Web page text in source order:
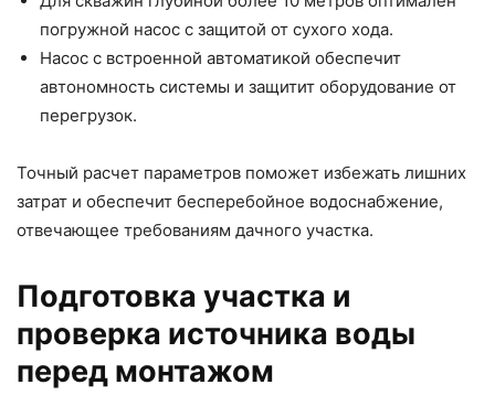
погружной насос с защитой от сухого хода.
Насос с встроенной автоматикой обеспечит
автономность системы и защитит оборудование от
перегрузок.
Точный расчет параметров поможет избежать лишних
затрат и обеспечит бесперебойное водоснабжение,
отвечающее требованиям дачного участка.
Подготовка участка и
проверка источника воды
перед монтажом